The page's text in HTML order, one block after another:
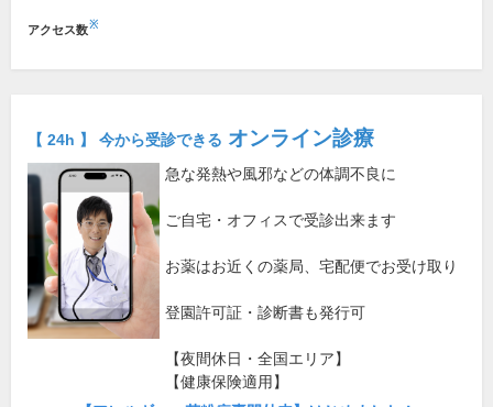
アクセス数※
【 24h 】 今から受診できる オンライン診療
急な発熱や風邪などの体調不良に
ご自宅・オフィスで受診出来ます
お薬はお近くの薬局、宅配便でお受け取り
登園許可証・診断書も発行可
【夜間休日・全国エリア】
【健康保険適用】